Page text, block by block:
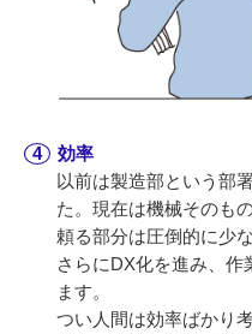
効率
以前は製造部という部
た。現在は機械そのも
頼る部分は圧倒的に少
さらにDX化を進み、作
ます。
つい人間は効率ばかり